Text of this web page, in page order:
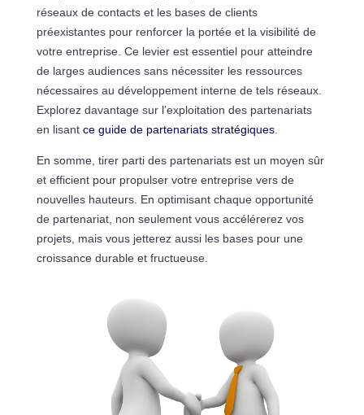
réseaux de contacts et les bases de clients
préexistantes pour renforcer la portée et la visibilité de
votre entreprise. Ce levier est essentiel pour atteindre
de larges audiences sans nécessiter les ressources
nécessaires au développement interne de tels réseaux.
Explorez davantage sur l’exploitation des partenariats
en lisant ce guide de partenariats stratégiques.
En somme, tirer parti des partenariats est un moyen sûr
et efficient pour propulser votre entreprise vers de
nouvelles hauteurs. En optimisant chaque opportunité
de partenariat, non seulement vous accélérerez vos
projets, mais vous jetterez aussi les bases pour une
croissance durable et fructueuse.